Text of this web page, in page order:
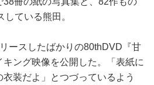
ている熊田。
ースしたばかりの80thDVD『甘
ング映像を公開した。「表紙に
装だよ」とつづっているよう